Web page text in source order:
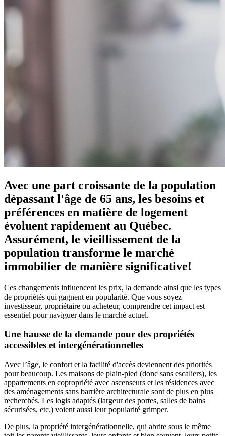
Avec une part croissante de la population
dépassant l'âge de 65 ans, les besoins et
préférences en matière de logement
évoluent rapidement au Québec.
Assurément, le vieillissement de la
population transforme le marché
immobilier de manière significative!
Ces changements influencent les prix, la demande ainsi que les types
de propriétés qui gagnent en popularité. Que vous soyez
investisseur, propriétaire ou acheteur, comprendre cet impact est
essentiel pour naviguer dans le marché actuel.
Une hausse de la demande pour des propriétés
accessibles et intergénérationnelles
Avec l’âge, le confort et la facilité d'accès deviennent des priorités
pour beaucoup. Les maisons de plain-pied (donc sans escaliers), les
appartements en copropriété avec ascenseurs et les résidences avec
des aménagements sans barrière architecturale sont de plus en plus
recherchés. Les logis adaptés (largeur des portes, salles de bains
sécurisées, etc.) voient aussi leur popularité grimper.
De plus, la propriété intergénérationnelle, qui abrite sous le même